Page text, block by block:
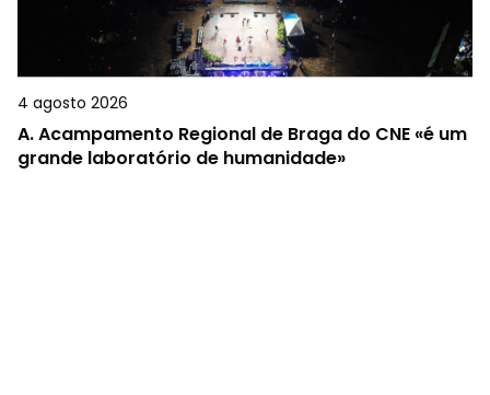
4 agosto 2026
A.Acampamento Regional de Braga do CNE «é um
grande laboratório de humanidade»